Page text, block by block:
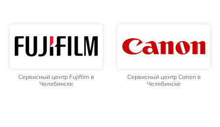
Сервисный центр Fujifilm в
Челябинске
Сервисный центр Canon в
Челябинске